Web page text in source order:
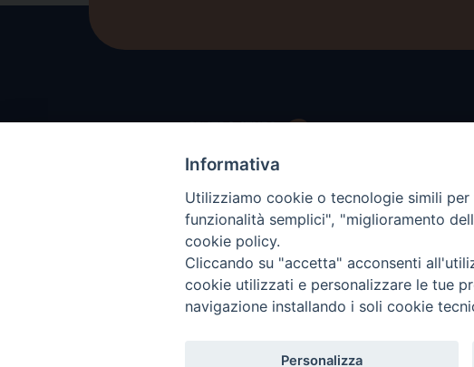
Informativa
Utilizziamo cookie o tecnologie simili
funzionalità semplici", "miglioramento
cookie policy.
Cliccando su "accetta" acconsenti
cookie utilizzati e personalizzare le tue
navigazione installando i soli cookie
Personalizza